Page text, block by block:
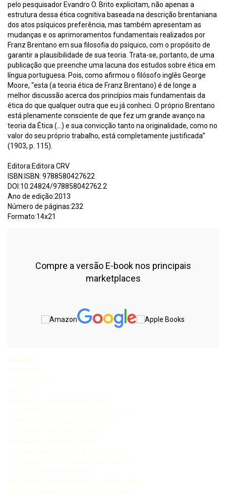
pelo pesquisador Evandro O. Brito explicitam, não apenas a
estrutura dessa ética cognitiva baseada na descrição brentaniana
dos atos psíquicos preferência, mas também apresentam as
mudanças e os aprimoramentos fundamentais realizados por
Franz Brentano em sua filosofia do psíquico, com o propósito de
garantir a plausibilidade de sua teoria. Trata-se, portanto, de uma
publicação que preenche uma lacuna dos estudos sobre ética em
língua portuguesa. Pois, como afirmou o filósofo inglês George
Moore, “esta (a teoria ética de Franz Brentano) é de longe a
melhor discussão acerca dos princípios mais fundamentais da
ética do que qualquer outra que eu já conheci. O próprio Brentano
está plenamente consciente de que fez um grande avanço na
teoria da Ética (...) e sua convicção tanto na originalidade, como no
valor do seu próprio trabalho, está completamente justificada”
(1903, p. 115).
Editora:Editora CRV
ISBN:ISBN: 9788580427622
DOI:10.24824/978858042762.2
Ano de edição:2013
Número de páginas:232
Formato:14x21
Compre a versão E-book nos principais
marketplaces